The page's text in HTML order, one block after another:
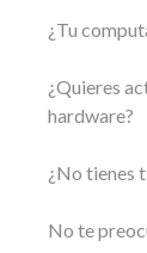
¿Tu
¿Quieres
hardware?
¿No tienes
No te